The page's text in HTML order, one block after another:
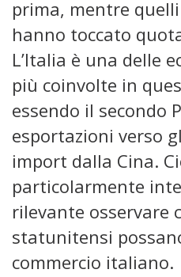
prima, mentre
hanno toccato
L’Italia è una delle
più coinvolte in
essendo il secondo
esportazioni verso
import dalla Cina.
particolarmente
rilevante osservare
statunitensi
commercio italiano.